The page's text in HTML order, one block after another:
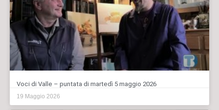
Voci di Valle – puntata di martedì 5 maggio 2026
19 Maggio 2026